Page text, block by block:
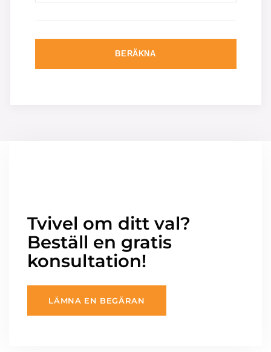
BERÄKNA
Tvivel om ditt val?
Beställ en gratis
konsultation!
LÄMNA EN BEGÄRAN